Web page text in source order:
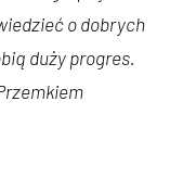
o dobrych
duży progres.